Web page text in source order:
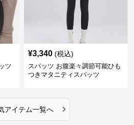
ツ
¥3,340 (税込)
スパッツ お腹楽々調節可能ひも
つきマタニティスパッツ
アイテム一覧へ ›